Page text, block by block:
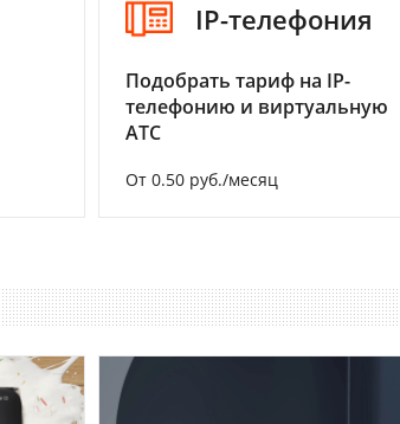
IP-телефония
Подобрать тариф на IP-
телефонию и виртуальную
АТС
От 0.50 руб./месяц